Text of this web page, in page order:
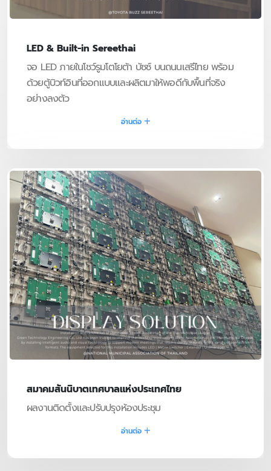
LED & Built-in Sereethai
จอ LED ภายในโชว์รูมโตโยต้า บัซซ์ บนถนนเสรีไทย พร้อม
ด้วยตู้บิวท์อินที่ออกแบบและผลิตมาให้พอดีกับพื้นที่จริง
อย่างลงตัว
อ่านต่อ
สมาคมสันนิบาตเทศบาลแห่งประเทศไทย
ผลงานติดตั้งและปรับปรุงห้องประชุม
อ่านต่อ